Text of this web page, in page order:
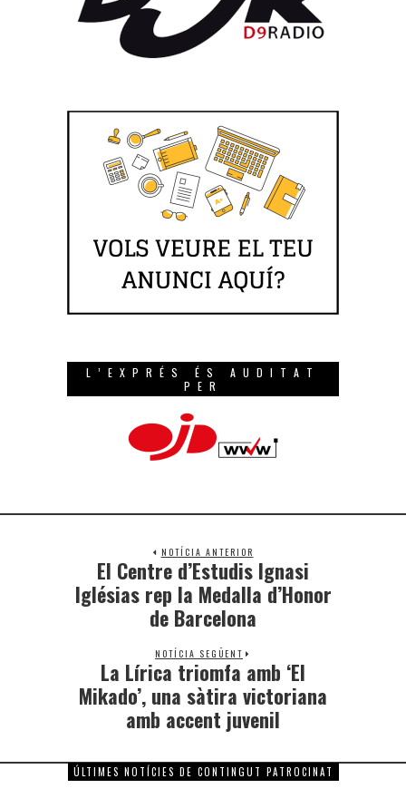
L’EXPRÉS ÉS AUDITAT
PER
NOTÍCIA ANTERIOR
El Centre d’Estudis Ignasi
Iglésias rep la Medalla d’Honor
de Barcelona
NOTÍCIA SEGÜENT
La Lírica triomfa amb ‘El
Mikado’, una sàtira victoriana
amb accent juvenil
ÚLTIMES NOTÍCIES DE CONTINGUT PATROCINAT